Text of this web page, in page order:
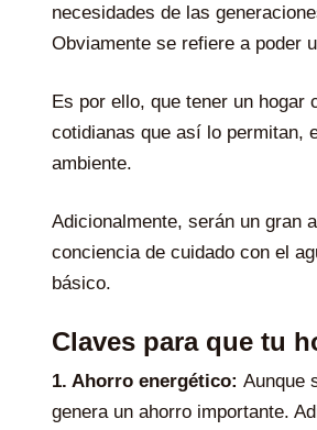
necesidades de las
Obviamente se refiere a poder
Es por ello, que tener un
cotidianas que así lo permitan,
ambiente.
Adicionalmente, serán un gran
conciencia de cuidado con el
básico.
Claves para que tu
1. Ahorro energético: Aunque
genera un ahorro importante.